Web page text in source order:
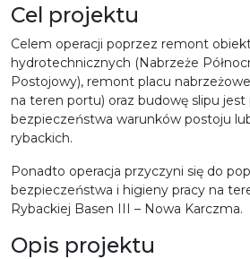
Cel projektu
Celem operacji poprzez remont
hydrotechnicznych (Nabrzeże
Postojowy), remont placu
na teren portu) oraz budowę slipu jest
bezpieczeństwa warunków postoju
rybackich.
Ponadto operacja przyczyni się do
bezpieczeństwa i higieny pracy na
Rybackiej Basen III – Nowa Karczma.
Opis projektu